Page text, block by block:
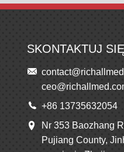
SKONTAKTUJ
+86 13735632054
Nr 353 Baozhang
Pujiang County,